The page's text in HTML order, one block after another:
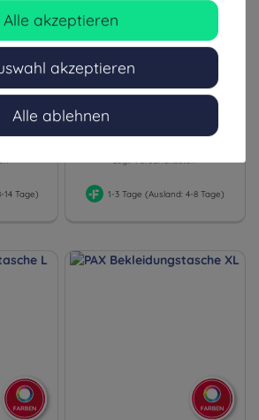
EVO
14 Tage)
Fenomed Bekleidungstasche
für Feuerwehr,
Rettungsdienst und THW
zzgl. Versandkosten
1-3 Tage (Ausland: 4-8 Tage)
Alle akzeptieren
akzeptieren
Alle ablehnen